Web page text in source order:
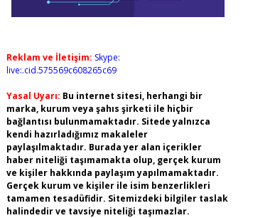
Reklam ve İletişim: Skype:
live:.cid.575569c608265c69
Yasal Uyarı: Bu internet sitesi, herhangi bir
marka, kurum veya şahıs şirketi ile hiçbir
bağlantısı bulunmamaktadır. Sitede yalnızca
kendi hazırladığımız makaleler
paylaşılmaktadır. Burada yer alan içerikler
haber niteliği taşımamakta olup, gerçek kurum
ve kişiler hakkında paylaşım yapılmamaktadır.
Gerçek kurum ve kişiler ile isim benzerlikleri
tamamen tesadüfidir. Sitemizdeki bilgiler taslak
halindedir ve tavsiye niteliği taşımazlar.